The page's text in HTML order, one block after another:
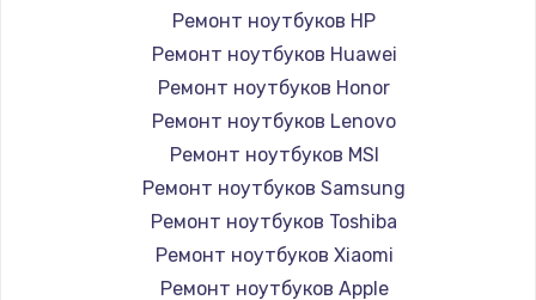
Ремонт ноутбуков HP
Ремонт ноутбуков Huawei
Ремонт ноутбуков Honor
Ремонт ноутбуков Lenovo
Ремонт ноутбуков MSI
Ремонт ноутбуков Samsung
Ремонт ноутбуков Toshiba
Ремонт ноутбуков Xiaomi
Ремонт ноутбуков Apple